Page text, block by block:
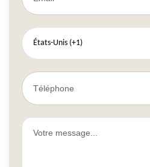
États-Unis (+1)